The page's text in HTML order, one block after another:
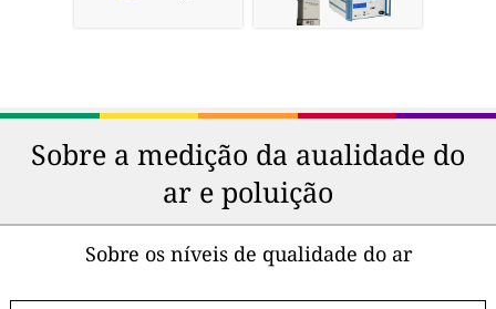
Sobre a medição da aualidade do
ar e poluição
Sobre os níveis de qualidade do ar